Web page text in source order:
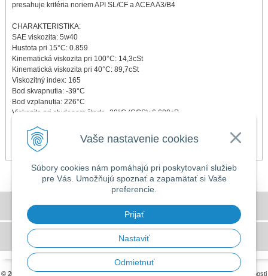
Vaše nastavenie cookies
Súbory cookies nám pomáhajú pri poskytovaní služieb
pre Vás. Umožňujú spoznať a zapamätať si Vaše
preferencie.
Prijať
Nastaviť
Odmietnuť
presahuje kritéria noriem API SL/CF a ACEA A3/B4
CHARAKTERISTIKA:
SAE viskozita: 5w40
Hustota pri 15°C: 0.859
Kinematická viskozita pri 100°C: 14,3cSt
Kinematická viskozita pri 40°C: 89,7cSt
Viskozitný index: 165
Bod skvapnutia: -39°C
Bod vzplanutia: 226°C
Viskozita pri studenom štarte -30°C (CCS): 6,600cP
TBN: 10,0 mg KOH/gm
Všeobecné obchodné podmienky
GDPR a používanie cookies
© 2026 MILLERS OILS SLOVAKIA •tvorba eshopu cez UNIobchod,webhostingspoločnosti
DOVOLENKA 3. - 7. augusta 2026
Predajňa bude ZATVORENÁ a vytvorené
objednávky začneme vybavovať 10.8.2026.